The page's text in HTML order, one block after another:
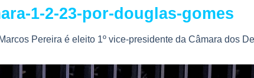
1-2-23-por-douglas-gomes
Marcos Pereira é eleito 1º vice-presidente da Câmara dos